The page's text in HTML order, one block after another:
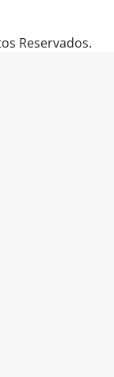
Reservados.